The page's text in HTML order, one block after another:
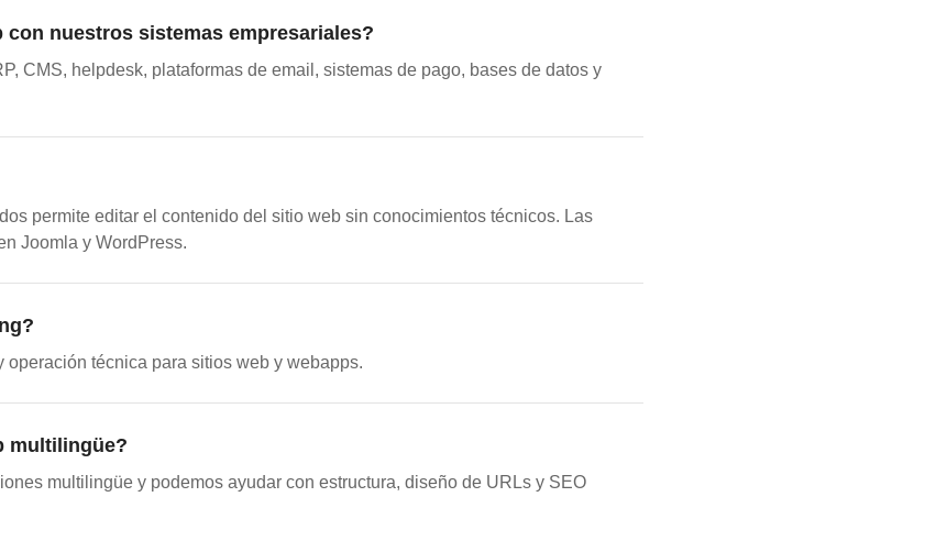
nuestros sistemas empresariales?
CMS, helpdesk, plataformas de email, sistemas de pago, bases de datos y
permite editar el contenido del sitio web sin conocimientos técnicos. Las
Joomla y WordPress.
operación técnica para sitios web y webapps.
multilingüe?
multilingüe y podemos ayudar con estructura, diseño de URLs y SEO